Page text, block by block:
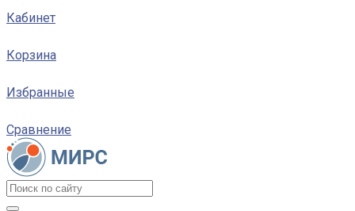
Кабинет
Корзина
Избранные
Сравнение